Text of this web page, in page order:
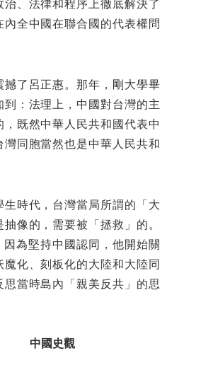
治、法律和程序上徹底解決了
內全中國在聯合國的代表權問
撼了呂正惠。那年，剛大學畢
到：法理上，中國對台灣的主
，既然中華人民共和國代表中
灣同胞當然也是中華人民共和
生時代，台灣當局所謂的「大
抽像的，需要被「拯救」的。
因為堅持中國認同，他開始關
魔化、刻板化的大陸和大陸同
思當時島內「親美反共」的思
中國史觀